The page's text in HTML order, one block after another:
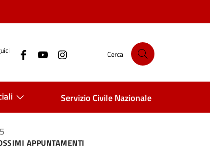
Cerca
Servizio Civile Nazionale
APPUNTAMENTI